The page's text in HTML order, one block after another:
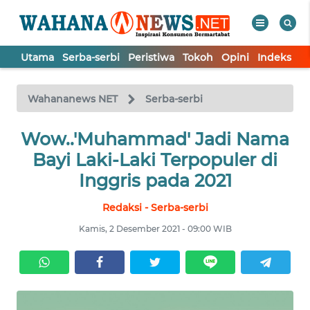
Utama Serba-serbi Peristiwa Tokoh Opini Indeks
Wahananews NET Serba-serbi
Wow..'Muhammad' Jadi Nama
Bayi Laki-Laki Terpopuler di
Inggris pada 2021
Redaksi - Serba-serbi
Kamis, 2 Desember 2021 - 09:00 WIB
TV
Tutup
UTAMA
TOKOH